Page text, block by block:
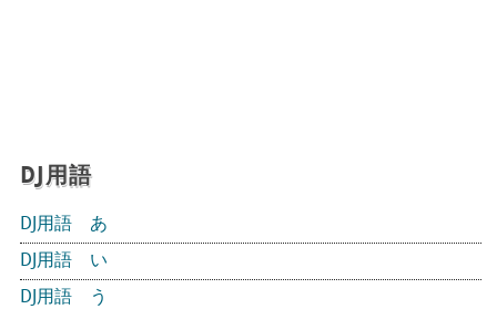
DJ用語
DJ用語 あ
DJ用語 い
DJ用語 う